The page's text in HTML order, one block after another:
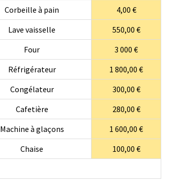
Corbeille à pain
4,00 €
Lave vaisselle
550,00 €
Four
3 000 €
Réfrigérateur
1 800,00 €
Congélateur
300,00 €
Cafetière
280,00 €
Machine à glaçons
1 600,00 €
Chaise
100,00 €